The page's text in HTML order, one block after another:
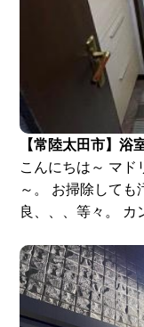
【常陸太田市】浴
こんにちは～ マド
～。 お掃除しても
良、、、等々。 カ